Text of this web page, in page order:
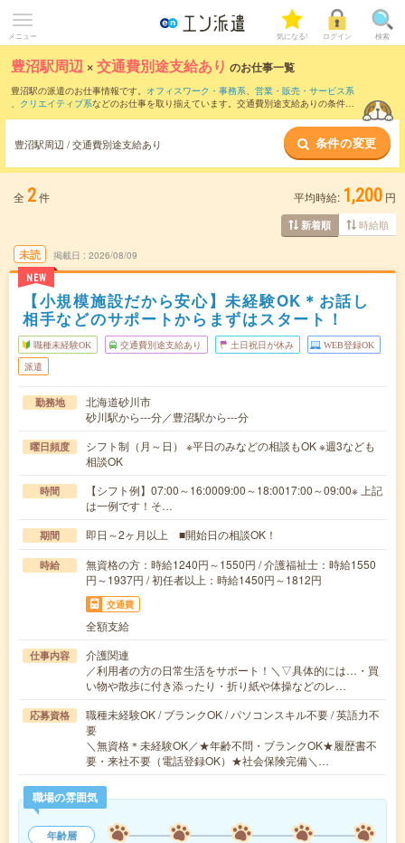
メニュー 気になる! ログイン 検索
豊沼駅周辺 ×交通費別途支給あり のお仕事一覧
豊沼駅の派遣のお仕事情報です。 オフィスワーク・事務系、 営業・販売・サービス系
、 クリエイティブ系などのお仕事を取り揃えています。交通費別途支給ありの条件の
豊沼駅周辺 / 交通費別途支給あり 条件の変更
全 2件 平均時給: 1,200 円
新着順 時給順
未読
NEW
掲載日 2026/08/09
【小規模施設だから安心】未経験OK＊お話し
相手などのサポートからまずはスタート！
職種未経験OK 交通費別途支給あり 土日祝日が休み WEB登録OK
派遣
勤務地
北海道砂川市
砂川駅から---分／豊沼駅から---分
曜日頻度
シフト制（月～日） ※平日のみなどの相談もOK ※週3なども
相談OK
時間
【シフト例】07:00～16:0009:00～18:0017:00～09:00※ 上記
は一例です！そ…
期間 即日～2ヶ月以上 ■開始日の相談OK！
時給
無資格の方：時給1240円～1550円 / 介護福祉士：時給1550
円～1937円 / 初任者以上：時給1450円～1812円
交通費
全額支給
仕事内容
介護関連
／利用者の方の日常生活をサポート！＼▽具体的には…・買
い物や散歩に付き添ったり・折り紙や体操などのレ…
応募資格
職種未経験OK / ブランクOK / パソコンスキル不要 / 英語力不
要
＼無資格＊未経験OK／★年齢不問・ブランクOK★履歴書不
要・来社不要（電話登録OK）★社会保険完備＼…
職場の雰囲気
年齢層